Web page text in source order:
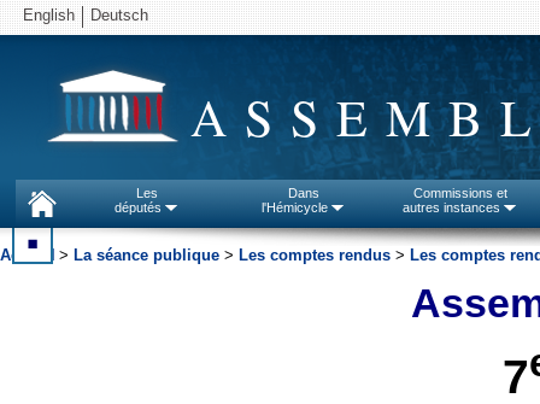
English Deutsch
Les
députés
Dans
l'Hémicycle
Commissions et
autres instances
Accueil > La séance publique > Les comptes rendus > Les comptes
7